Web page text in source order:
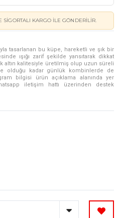
SIGORTALI KARGO ILE GÖNDERILIR.
tasarlanan bu küpe, hareketli ve şık bir
ışığı zarif şekilde yansıtarak dikkat
altın kalitesiyle üretilmiş olup uzun süreli
olduğu kadar günlük kombinlerde de
bilgisi ürün açıklama alanında yer
iletişim hattı üzerinden destek